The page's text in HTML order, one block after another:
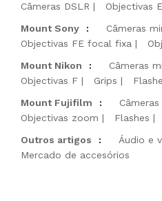
Câmeras DSLR
Objectivas
Mount Sony
: Câmeras
Objectivas FE focal fixa
Mount Nikon
: Câmeras
Objectivas F
Grips
Mount Fujifilm
:
Objectivas zoom
Flashes
Outros artigos
: Áudio e
Mercado de accesórios